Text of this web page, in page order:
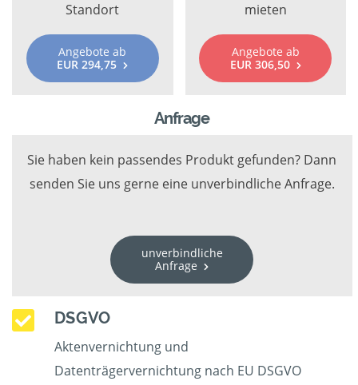
Standort
Angebote ab
EUR 294,75
mieten
Angebote ab
EUR 306,50
Anfrage
Sie haben kein passendes Produkt gefunden? Dann
senden Sie uns gerne eine unverbindliche Anfrage.
unverbindliche
Anfrage
DSGVO
Aktenvernichtung und
Datenträgervernichtung nach EU DSGVO